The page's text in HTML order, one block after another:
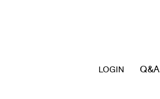
LOGIN Q&A